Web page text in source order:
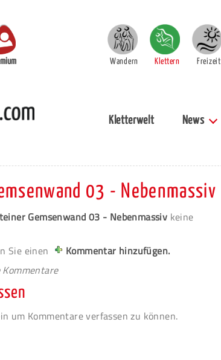
Wandern Klettern Freizeit
Kletterwelt News
03 - Nebenmassiv
Gemsenwand 03 - Nebenmassiv keine
Sie einen
Kommentar hinzufügen.
um Kommentare verfassen zu können.